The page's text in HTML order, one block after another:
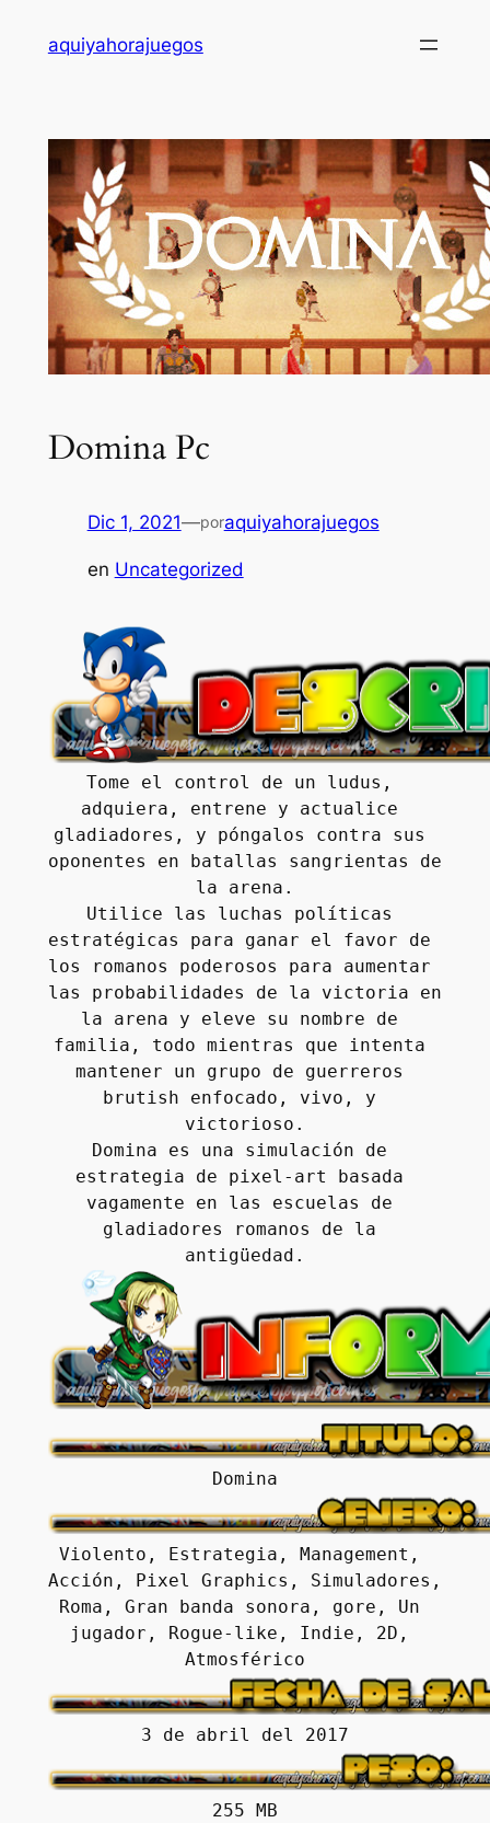
aquiyahorajuegos
Domina Pc
Dic 1, 2021—poraquiyahorajuegos
en Uncategorized
Tome el control de un ludus,
adquiera, entrene y actualice
gladiadores, y póngalos contra sus
oponentes en batallas sangrientas de
la arena.
Utilice las luchas políticas
estratégicas para ganar el favor de
los romanos poderosos para aumentar
las probabilidades de la victoria en
la arena y eleve su nombre de
familia, todo mientras que intenta
mantener un grupo de guerreros
brutish enfocado, vivo, y
victorioso.
Domina es una simulación de
estrategia de pixel-art basada
vagamente en las escuelas de
gladiadores romanos de la
antigüedad.
Violento, Estrategia, Management,
Acción, Pixel Graphics, Simuladores,
Roma, Gran banda sonora, gore, Un
jugador, Rogue-like, Indie, 2D,
Atmosférico